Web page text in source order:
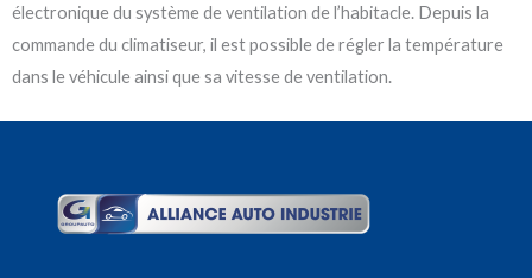
électronique du système de ventilation de l’habitacle. Depuis la
commande du climatiseur, il est possible de régler la température
dans le véhicule ainsi que sa vitesse de ventilation.